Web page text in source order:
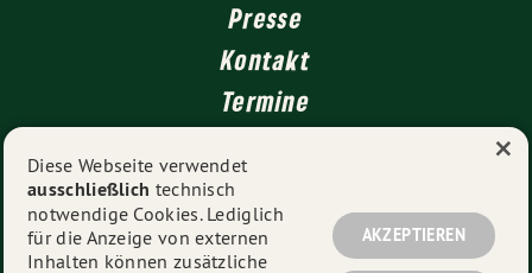
Presse
Kontakt
Termine
Impressum
Datenschutz
Diese Webseite verwendet
ausschließlich technisch
notwendige Cookies. Lediglich
für die Anzeige von externen
Inhalten können zusätzliche
AKZEPTIEREN
×